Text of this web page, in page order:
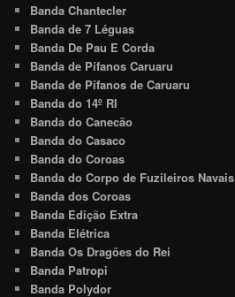
Banda Chantecler
Banda de 7 Léguas
Banda De Pau E Corda
Banda de Pífanos Caruaru
Banda de Pífanos de Caruaru
Banda do 14º RI
Banda do Canecão
Banda do Casaco
Banda do Coroas
Banda do Corpo de Fuzileiros Navais
Banda dos Coroas
Banda Edição Extra
Banda Elétrica
Banda Os Dragões do Rei
Banda Patropi
Banda Polydor